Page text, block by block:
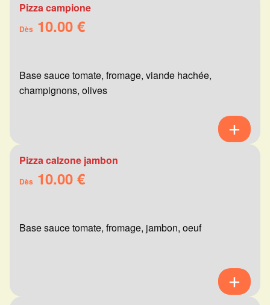
Pizza campione
Dès 10.00 €
Base sauce tomate, fromage, viande hachée,
champignons, olives
Pizza calzone jambon
Dès 10.00 €
Base sauce tomate, fromage, jambon, oeuf